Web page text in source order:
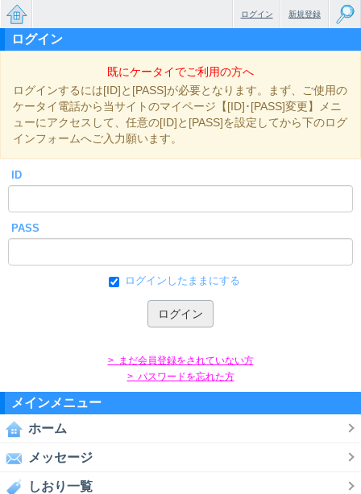
無料で
っと大
小説
新規登録
ログイン
ログイン
既にケータイでご利用の方へ
ログインするには[ID]と[PASS]が必要となります。まず、ご使用の
ケータイ電話から当サイトのマイページ【[ID]･[PASS]変更】メニ
ューにアクセスして、任意の[ID]と[PASS]を設定してから下のログ
インフォームへご入力願います。
ID
PASS
ログインしたままにする
> まだ会員登録をされていない方
> パスワードを忘れた方
メインメニュー
ホーム
メッセージ
しおり一覧